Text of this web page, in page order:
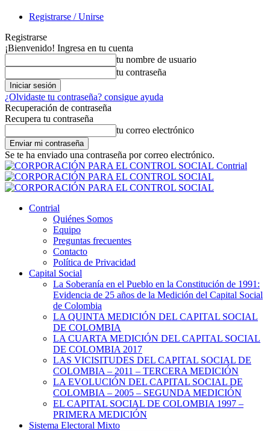
Registrarse / Unirse
Registrarse
¡Bienvenido! Ingresa en tu cuenta
tu nombre de usuario
tu contraseña
¿Olvidaste tu contraseña? consigue ayuda
Recuperación de contraseña
Recupera tu contraseña
tu correo electrónico
Se te ha enviado una contraseña por correo electrónico.
Contrial
Contrial
Quiénes Somos
Equipo
Preguntas frecuentes
Contacto
Política de Privacidad
Capital Social
La Soberanía en el Pueblo en la Constitución de 1991:
Evidencia de 25 años de la Medición del Capital Social
de Colombia
LA QUINTA MEDICIÓN DEL CAPITAL SOCIAL
DE COLOMBIA
LA CUARTA MEDICIÓN DEL CAPITAL SOCIAL
DE COLOMBIA 2017
LAS VICISITUDES DEL CAPITAL SOCIAL DE
COLOMBIA – 2011 – TERCERA MEDICIÓN
LA EVOLUCIÓN DEL CAPITAL SOCIAL DE
COLOMBIA – 2005 – SEGUNDA MEDICIÓN
EL CAPITAL SOCIAL DE COLOMBIA 1997 –
PRIMERA MEDICIÓN
Sistema Electoral Mixto